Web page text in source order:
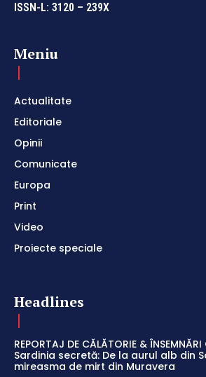
ISSN-L: 3120 – 239X
Meniu
Actualitate
Editoriale
Opinii
Comunicate
Europa
Print
Video
Proiecte speciale
Headlines
REPORTAJ DE CĂLĂTORIE &
Sardinia secretă: De la aurul alb din
mireasma de mirt din Muravera